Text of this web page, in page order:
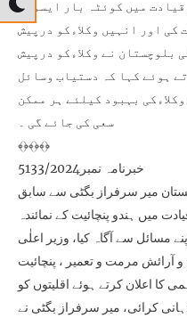
میں کوئٹہ بار ایسوسی
کی اور انہیں وکلاءکو درپیش
بلوچستان نے وکلاءکو درپیش
ہوئے کہا کہ دستیاب وسائل
بہبود کیلئے ہر ممکن
سعی کی جائے گی ۔
﴾﴿﴾﴿﴾﴿
خبرنامہ نمبر5133/2024
بلوچستان میر سرفراز بگٹی سے سابق
میں ہندو پنچائیت کے نمائندہ
مسائل سے آگاہ کیا، وزیر اعلٰی
و آرائش مرمت و تعمیر ، پنچائیت
کا اعلان کرتے ہوئے اقلیتوں کو
کرائی، میر سرفراز بگٹی نے